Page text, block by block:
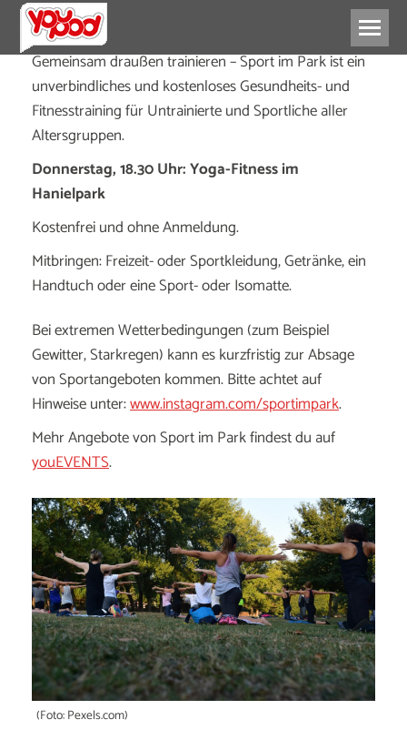
Gemeinsam draußen trainieren – Sport im Park ist ein
unverbindliches und kostenloses Gesundheits- und
Fitnesstraining für Untrainierte und Sportliche aller
Altersgruppen.
Donnerstag, 18.30 Uhr: Yoga-Fitness im
Hanielpark
Kostenfrei und ohne Anmeldung.
Mitbringen: Freizeit- oder Sportkleidung, Getränke, ein
Handtuch oder eine Sport- oder Isomatte.
Bei extremen Wetterbedingungen (zum Beispiel
Gewitter, Starkregen) kann es kurzfristig zur Absage
von Sportangeboten kommen. Bitte achtet auf
Hinweise unter:www.instagram.com/sportimpark.
Mehr Angebote von Sport im Park findest du auf
youEVENTS.
(Foto: Pexels.com)